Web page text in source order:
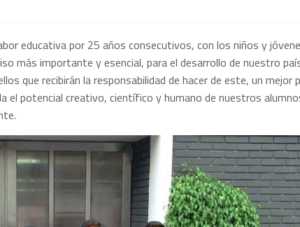
educativa por 25 años consecutivos, con los niños y
más importante y esencial, para el desarrollo de nuestro
que recibirán la responsabilidad de hacer de este, un mejor
el potencial creativo, científico y humano de nuestros